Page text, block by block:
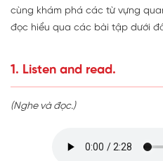
cùng khám phá các từ vựng
đọc hiểu qua các bài tập dưới
1. Listen and read.
(Nghe và đọc.)